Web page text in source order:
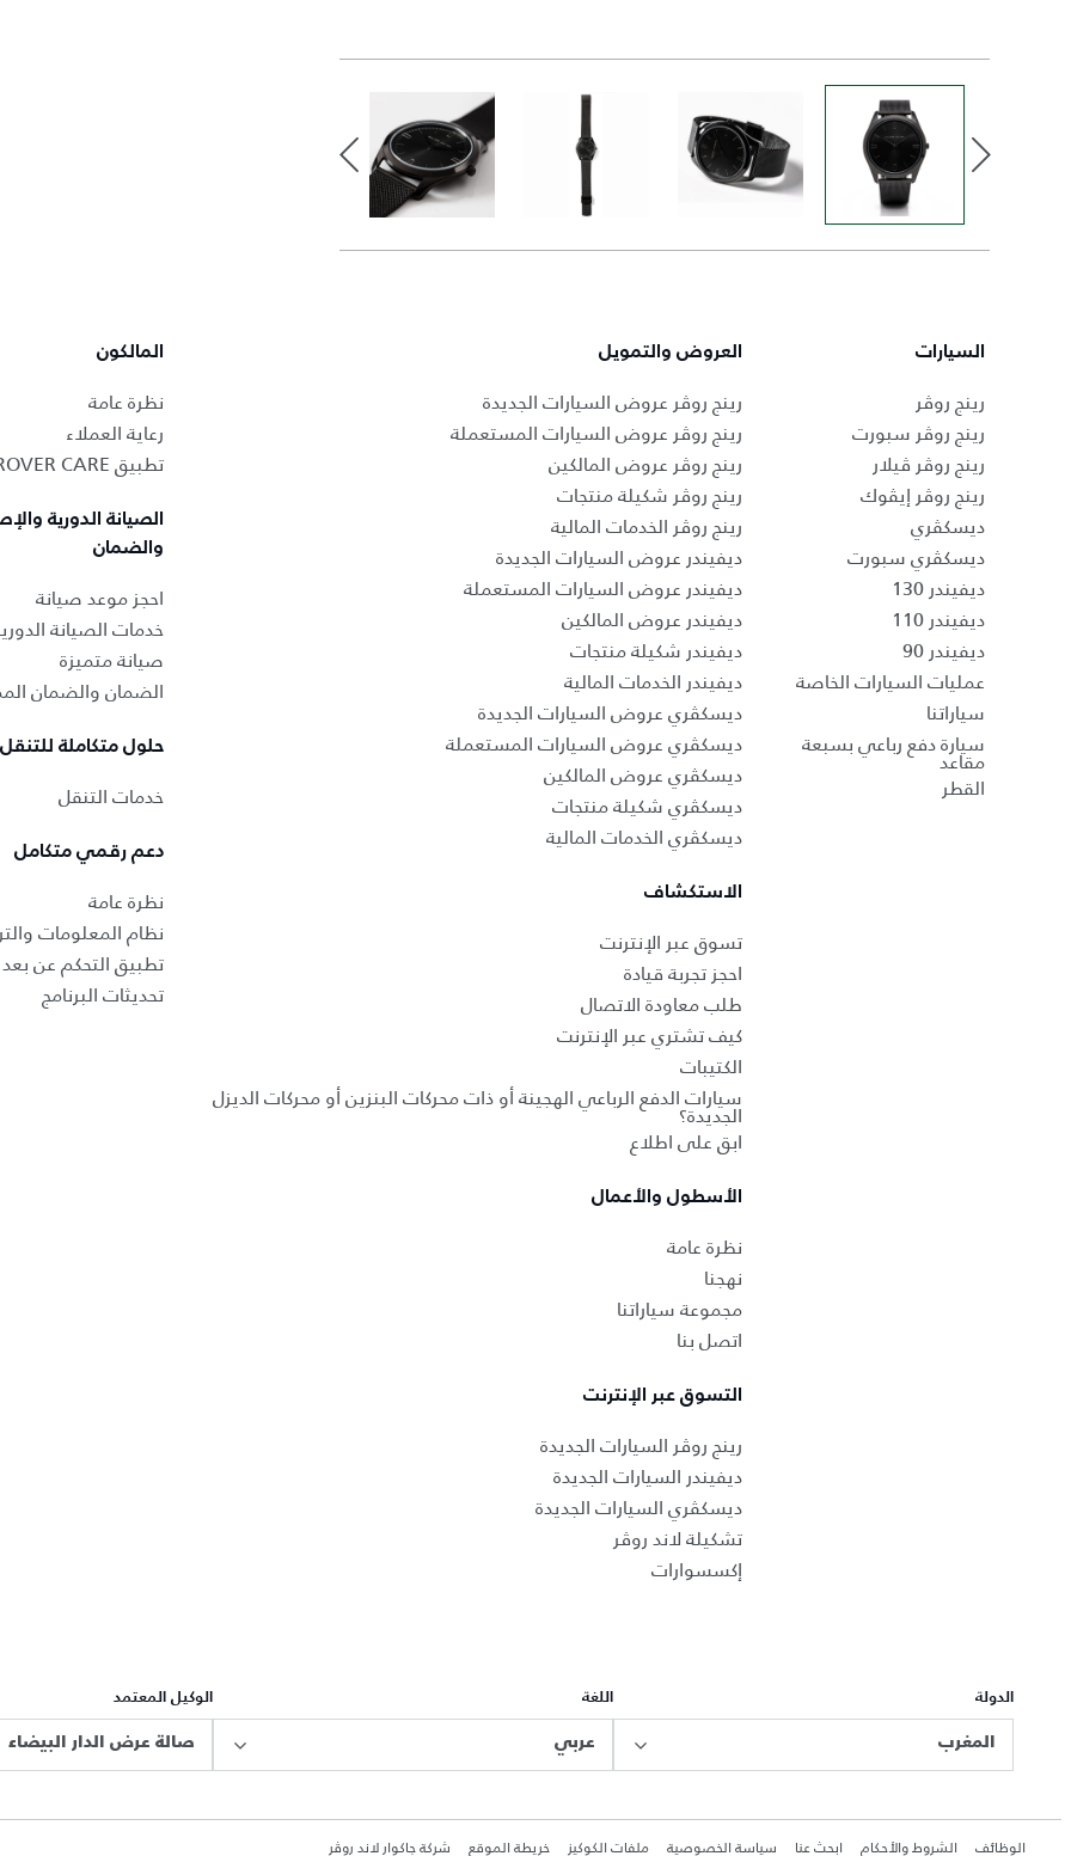
السيارات
رينج روڤر
رينج روڤر سبورت
رينج روڤر ڤيلار
رينج روڤر إيڤوك
ديسكڤري
ديسكڤري سبورت
ديفيندر 130
ديفيندر 110
ديفيندر 90
عمليات السيارات الخاصة
سياراتنا
سيارة دفع رباعي بسبعة
مقاعد
القطر
العروض والتمويل
رينج روڤر عروض السيارات الجديدة
رينج روڤر عروض السيارات المستعملة
رينج روڤر عروض المالكين
رينج روڤر شكيلة منتجات
رينج روڤر الخدمات المالية
ديفيندر عروض السيارات الجديدة
ديفيندر عروض السيارات المستعملة
ديفيندر عروض المالكين
ديفيندر شكيلة منتجات
ديفيندر الخدمات المالية
ديسكڤري عروض السيارات الجديدة
ديسكڤري عروض السيارات المستعملة
ديسكڤري عروض المالكين
ديسكڤري شكيلة منتجات
ديسكڤري الخدمات المالية
الاستكشاف
تسوق عبر الإنترنت
احجز تجربة قيادة
طلب معاودة الاتصال
كيف تشتري عبر الإنترنت
الكتيبات
سيارات الدفع الرباعي الهجينة أو ذات محركات البنزين أو محركات الديزل
الجديدة؟
ابق على اطلاع
الأسطول والأعمال
نظرة عامة
نهجنا
مجموعة سياراتنا
اتصل بنا
التسوق عبر الإنترنت
رينج روڤر السيارات الجديدة
ديفيندر السيارات الجديدة
ديسكڤري السيارات الجديدة
تشكيلة لاند روڤر
إكسسوارات
المالكون
نظرة عامة
رعاية العملاء
تطبيق LAND ROVER CARE
الصيانة الدورية
والضمان
احجز موعد صيانة
خدمات الصيانة
صيانة متميزة
الضمان والضمان
حلول متكاملة للتنقل
خدمات التنقل
دعم رقمي متكامل
نظرة عامة
نظام المعلومات
تطبيق التحكم عن بعد
تحديثات البرنامج
الدولة
المغرب
اللغة
عربي
الوكيل المعتمد
صالة عرض الدار البيضاء
الوظائف الشروط والأحكام ابحث عنا سياسة الخصوصية ملفات الكوكيز خريطة الموقع شركة جاكوار لاند روڤر